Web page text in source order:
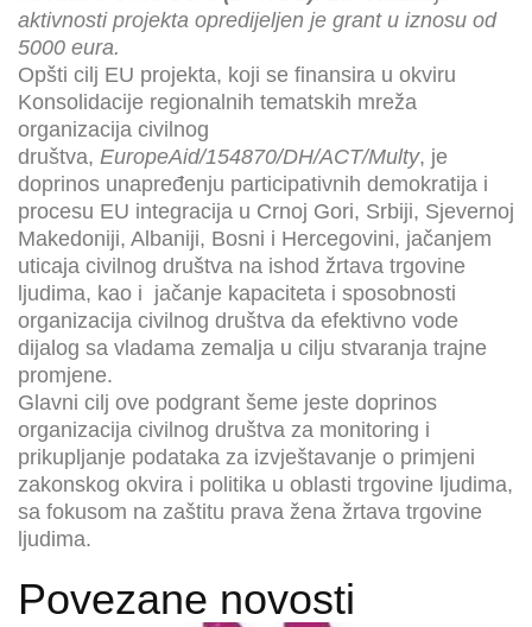
aktivnosti projekta opredijeljen je grant u iznosu od
5000 eura.
Opšti cilj EU projekta, koji se finansira u okviru
Konsolidacije regionalnih tematskih mreža
organizacija civilnog
društva, EuropeAid/154870/DH/ACT/Multy, je
doprinos unapređenju participativnih demokratija i
procesu EU integracija u Crnoj Gori, Srbiji, Sjevernoj
Makedoniji, Albaniji, Bosni i Hercegovini, jačanjem
uticaja civilnog društva na ishod žrtava trgovine
ljudima, kao i jačanje kapaciteta i sposobnosti
organizacija civilnog društva da efektivno vode
dijalog sa vladama zemalja u cilju stvaranja trajne
promjene.
Glavni cilj ove podgrant šeme jeste doprinos
organizacija civilnog društva za monitoring i
prikupljanje podataka za izvještavanje o primjeni
zakonskog okvira i politika u oblasti trgovine ljudima,
sa fokusom na zaštitu prava žena žrtava trgovine
ljudima.
Povezane novosti